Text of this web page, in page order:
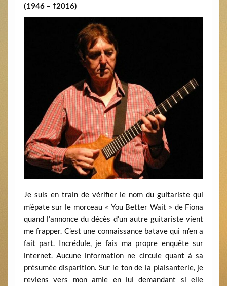
(1946 – †2016)
Je suis en train de vérifier le nom du guitariste qui
m’épate sur le morceau « You Better Wait » de Fiona
quand l’annonce du décès d’un autre guitariste vient
me frapper. C’est une connaissance batave qui m’en a
fait part. Incrédule, je fais ma propre enquête sur
internet. Aucune information ne circule quant à sa
présumée disparition. Sur le ton de la plaisanterie, je
reviens vers mon amie en lui demandant si elle